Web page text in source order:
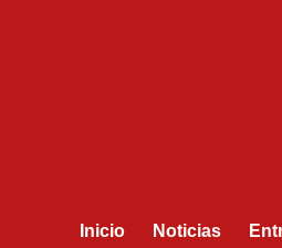
Inicio Noticias